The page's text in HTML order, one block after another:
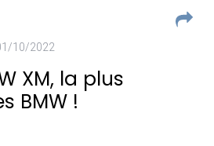
10/2022
XM, la plus
BMW !